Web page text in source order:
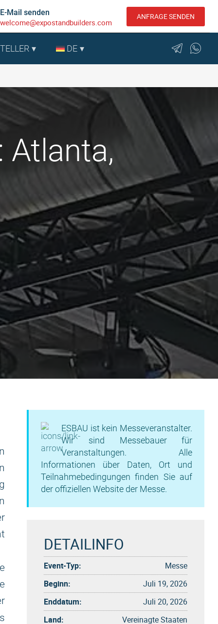
E-Mail senden
welcome@expostandbuilders.com
ANFRAGE SENDEN
DE
Atlanta,
ESBAU ist kein Messeveranstalter.
Wir sind Messebauer für
Veranstaltungen. Alle
Informationen über Daten, Ort und
Teilnahmebedingungen finden Sie auf
der offiziellen Website der Messe.
DETAILINFO
Event-Typ:
Messe
Beginn:
Juli 19, 2026
Enddatum:
Juli 20, 2026
Land:
Vereinagte Staaten